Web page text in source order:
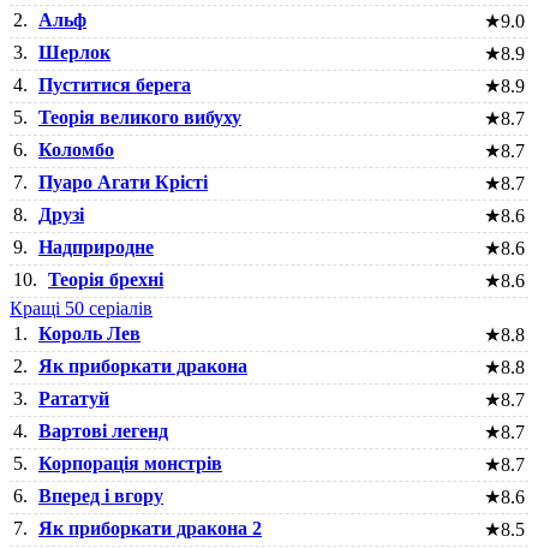
2.
Альф ★9.0
3. Шерлок ★8.9
4. Пуститися берега ★8.9
5. Теорія великого вибуху ★8.7
6. Коломбо ★8.7
7. Пуаро Агати Крісті ★8.7
8.
Друзі ★8.6
9. Надприродне ★8.6
10. Теорія брехні ★8.6
Кращі 50 серіалів
1. Король Лев ★8.8
2.
Як приборкати дракона ★8.8
3. Рататуй ★8.7
4. Вартові легенд ★8.7
5. Корпорація монстрів ★8.7
6. Вперед і вгору ★8.6
7.
Як приборкати дракона 2 ★8.5